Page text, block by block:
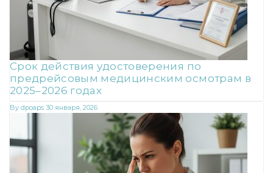
Срок действия удостоверения по
предрейсовым медицинским осмотрам в
2025–2026 годах
By dpoaps 30 января, 2026